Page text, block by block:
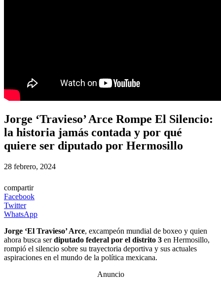
Jorge ‘Travieso’ Arce Rompe El Silencio:
la historia jamás contada y por qué
quiere ser diputado por Hermosillo
28 febrero, 2024
compartir
Facebook
Twitter
WhatsApp
Jorge ‘El Travieso’ Arce, excampeón mundial de boxeo y quien
ahora busca serdiputado federal por el distrito 3 en Hermosillo,
rompió el silencio sobre su trayectoria deportiva y sus actuales
aspiraciones en el mundo de la política mexicana.
Anuncio